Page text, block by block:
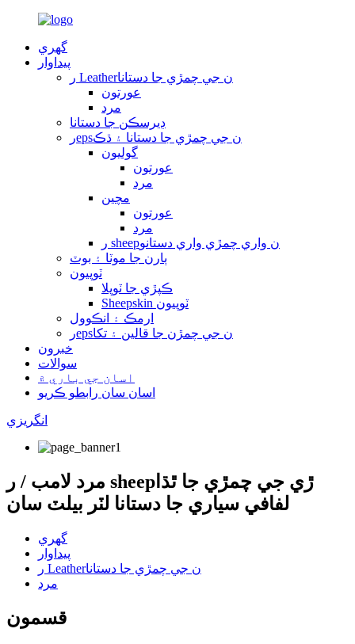
گهري
پيداوار
ر Leatherن جي چمڙي جا دستانا
عورتون
مرد
ڊيرسڪن جا دستانا
رepsن جي چمڙي جا دستانا ۽ ڌڪ
گوليون
عورتون
مرد
مچين
عورتون
مرد
ر sheepن واري چمڙي واري دستانو
ٻارن جا موٽا ۽ بوٽ
ٽوپيون
ڪپڙي جا ٽوپلا
Sheepskin ٽوپيون
ارمڪ ۽ انڪوول
رepsن جي چمڙن جا قالين ۽ تکا
خبرون
سوالات
اسان جي باري ۾
اسان سان رابطو ڪريو
انگريزي
مرد لامب / ر sheepڙي جي چمڙي جا ٿڌا
لفافي سياري جا دستانا لٽر بيلٽ سان
گهري
پيداوار
ر Leatherن جي چمڙي جا دستانا
مرد
قسمون